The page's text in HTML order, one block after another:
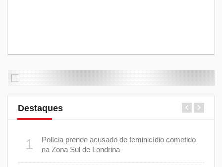
Destaques
1
Polícia prende acusado de feminicídio cometido
na Zona Sul de Londrina